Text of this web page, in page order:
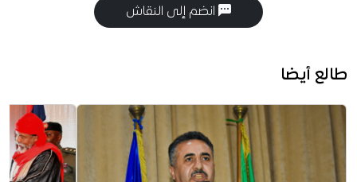
انضم إلى النقاش
طالع أيضا